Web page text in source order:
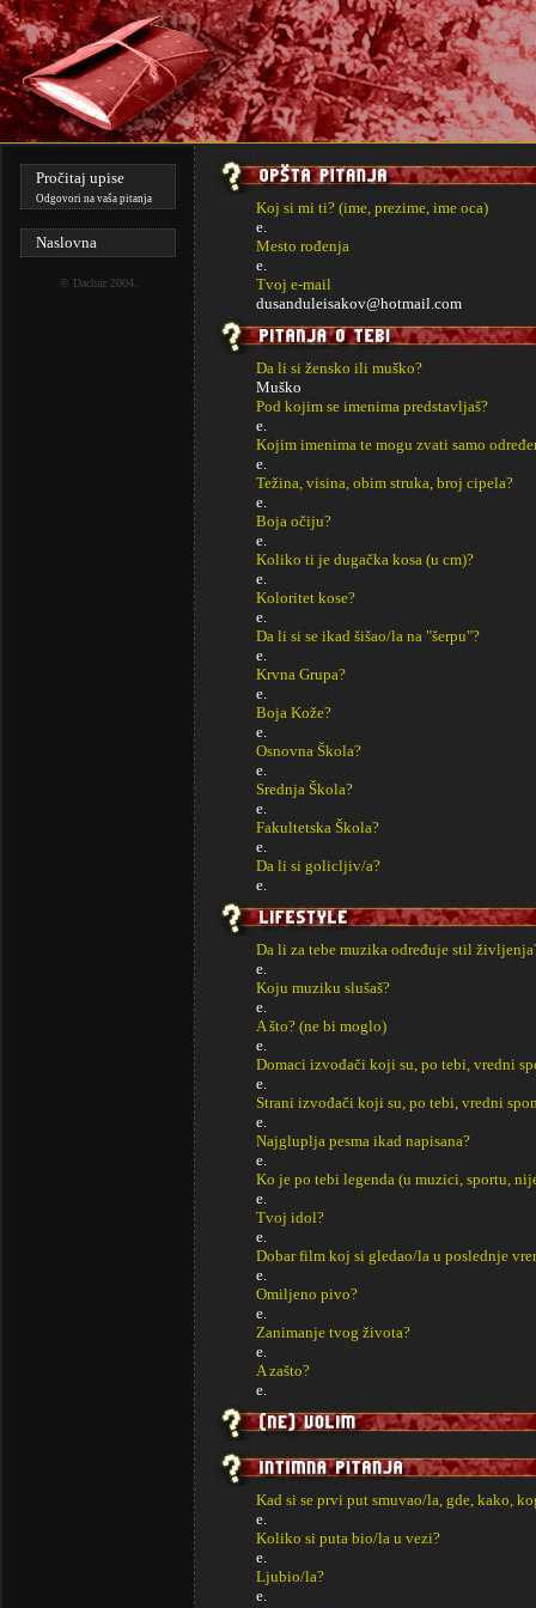
Pročitaj upise
Odgovori na vaša pitanja
Naslovna
© Dachaz2004.
Koj si mi ti? (ime, prezime, ime oca)
e.
Mesto rođenja
e.
Tvoj e-mail
dusanduleisakov@hotmail.com
Da li si žensko ili muško?
Muško
Pod kojim se imenima predstavljaš?
e.
Kojim imenima te mogu zvati samo
e.
Težina, visina, obim struka, broj cipela?
e.
Boja očiju?
e.
Koliko ti je dugačka kosa (u cm)?
e.
Koloritet kose?
e.
Da li si se ikad šišao/la na "šerpu"?
e.
Krvna Grupa?
e.
Boja Kože?
e.
Osnovna Škola?
e.
Srednja Škola?
e.
Fakultetska Škola?
e.
Da li si golicljiv/a?
e.
Da li za tebe muzika određuje stil
e.
Koju muziku slušaš?
e.
A što? (ne bi moglo)
e.
Domaci izvođači koji su, po tebi, vredni
e.
Strani izvođači koji su, po tebi, vredni
e.
Najgluplja pesma ikad napisana?
e.
Ko je po tebi legenda (u muzici, sportu,
e.
Tvoj idol?
e.
Dobar film koj si gledao/la u poslednje
e.
Omiljeno pivo?
e.
Zanimanje tvog života?
e.
A zašto?
e.
Kad si se prvi put smuvao/la, gde, kako,
e.
Koliko si puta bio/la u vezi?
e.
Ljubio/la?
e.